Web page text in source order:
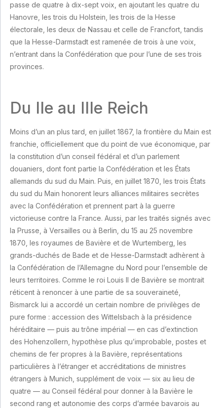
passe de quatre à dix-sept voix, en ajoutant les quatre du
Hanovre, les trois du Holstein, les trois de la Hesse
électorale, les deux de Nassau et celle de Francfort, tandis
que la Hesse-Darmstadt est ramenée de trois à une voix,
n’entrant dans la Confédération que pour l’une de ses trois
provinces.
Du IIe au IIIe Reich
Moins d’un an plus tard, en juillet 1867, la frontière du Main est
franchie, officiellement que du point de vue économique, par
la constitution d’un conseil fédéral et d’un parlement
douaniers, dont font partie la Confédération et les États
allemands du sud du Main. Puis, en juillet 1870, les trois États
du sud du Main honorent leurs alliances militaires secrètes
avec la Confédération et prennent part à la guerre
victorieuse contre la France. Aussi, par les traités signés avec
la Prusse, à Versailles ou à Berlin, du 15 au 25 novembre
1870, les royaumes de Bavière et de Wurtemberg, les
grands-duchés de Bade et de Hesse-Darmstadt adhèrent à
la Confédération de l’Allemagne du Nord pour l’ensemble de
leurs territoires. Comme le roi Louis II de Bavière se montrait
réticent à renoncer à une partie de sa souveraineté,
Bismarck lui a accordé un certain nombre de privilèges de
pure forme : accession des Wittelsbach à la présidence
héréditaire — puis au trône impérial — en cas d’extinction
des Hohenzollern, hypothèse plus qu’improbable, postes et
chemins de fer propres à la Bavière, représentations
particulières à l’étranger et accréditations de ministres
étrangers à Munich, supplément de voix — six au lieu de
quatre — au Conseil fédéral pour donner à la Bavière le
second rang et autonomie des corps d’armée bavarois au